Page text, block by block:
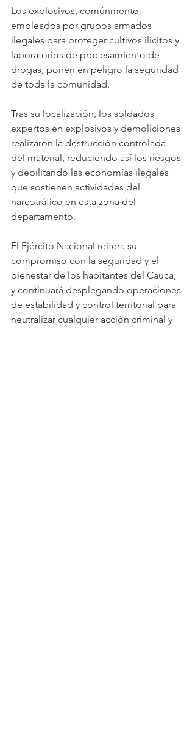
Los explosivos, comúnmente
empleados por grupos armados
ilegales para proteger cultivos ilícitos y
laboratorios de procesamiento de
drogas, ponen en peligro la seguridad
de toda la comunidad.
Tras su localización, los soldados
expertos en explosivos y demoliciones
realizaron la destrucción controlada
del material, reduciendo así los riesgos
y debilitando las economías ilegales
que sostienen actividades del
narcotráfico en esta zona del
departamento.
El Ejército Nacional reitera su
compromiso con la seguridad y el
bienestar de los habitantes del Cauca,
y continuará desplegando operaciones
de estabilidad y control territorial para
neutralizar cualquier acción criminal y